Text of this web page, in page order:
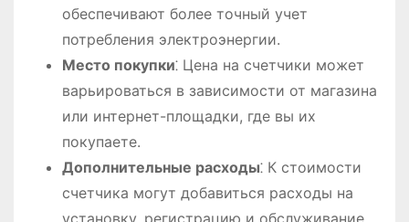
обеспечивают более точный учет
потребления электроэнергии.
Место покупки⁚ Цена на счетчики может
варьироваться в зависимости от магазина
или интернет-площадки, где вы их
покупаете.
Дополнительные расходы⁚ К стоимости
счетчика могут добавиться расходы на
установку, регистрацию и обслуживание.